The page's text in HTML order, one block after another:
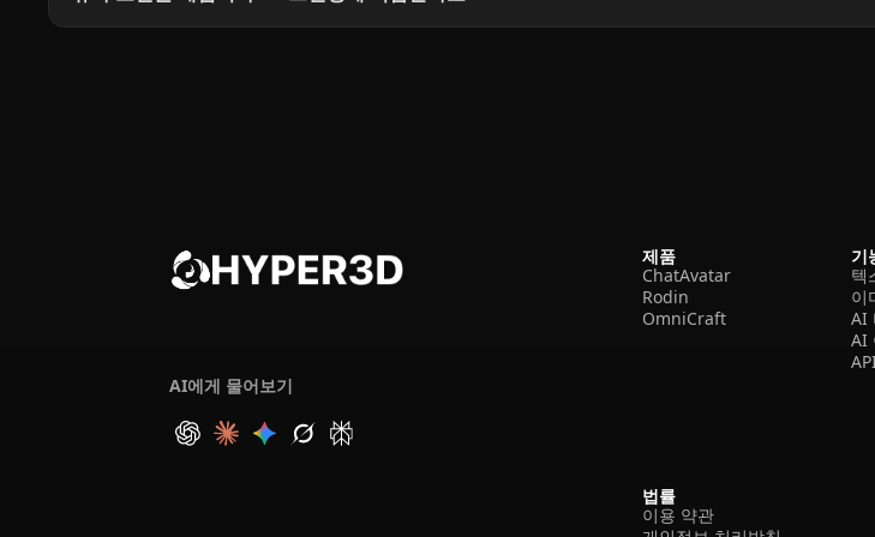
AI에게 물어보기
제품
ChatAvatar
Rodin
OmniCraft
기
텍
이
AI
AI
API
법률
이용 약관